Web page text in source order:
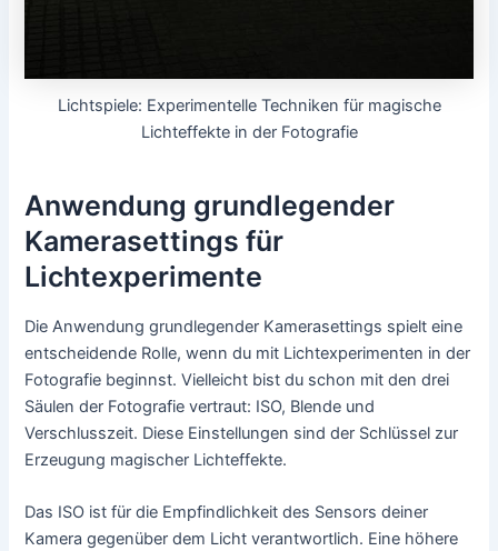
Lichtspiele: Experimentelle Techniken für magische
Lichteffekte in der Fotografie
Anwendung grundlegender
Kamerasettings für
Lichtexperimente
Die Anwendung grundlegender Kamerasettings spielt eine
entscheidende Rolle, wenn du mit Lichtexperimenten in der
Fotografie beginnst. Vielleicht bist du schon mit den drei
Säulen der Fotografie vertraut: ISO, Blende und
Verschlusszeit. Diese Einstellungen sind der Schlüssel zur
Erzeugung magischer Lichteffekte.
Das ISO ist für die Empfindlichkeit des Sensors deiner
Kamera gegenüber dem Licht verantwortlich. Eine höhere